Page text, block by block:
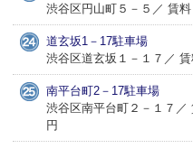
渋谷区円山町５－５／ 賃
道玄坂1－17駐車場
渋谷区道玄坂１－１７／
南平台町2－17駐車場
渋谷区南平台町２－１７／
円